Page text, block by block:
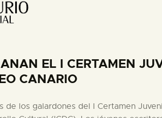
EL I CERTAMEN
CANARIO
los galardones del I Certamen